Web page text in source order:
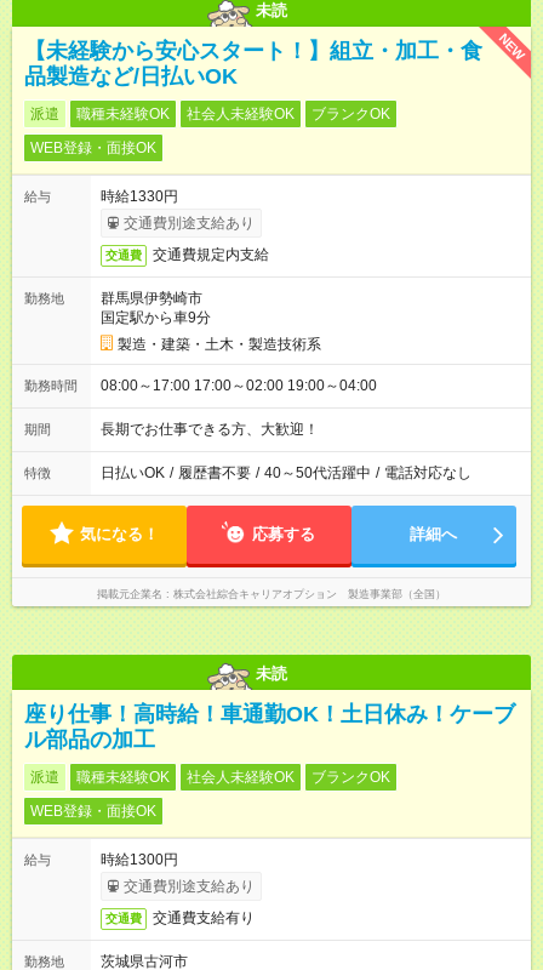
未読
NEW
【未経験から安心スタート！】組立・加工・食
品製造など/日払いOK
派遣 職種未経験OK 社会人未経験OK
ブランクOK
WEB登録・面接OK
給与
時給1330円
交通費別途支給あり
交通費 交通費規定内支給
勤務地
群馬県伊勢崎市
国定駅から車9分
製造・建築・土木・製造技術系
勤務時間 08:00～17:00 17:00～02:00 19:00～04:00
期間 長期でお仕事できる方、大歓迎！
特徴 日払いOK / 履歴書不要 / 40～50代活躍中 / 電話対応なし
気になる！ 応募する 詳細へ
掲載元企業名 株式会社綜合キャリアオプション 製造事業部（全国）
未読
座り仕事！高時給！車通勤OK！土日休み！ケーブ
ル部品の加工
派遣 職種未経験OK 社会人未経験OK
ブランクOK
WEB登録・面接OK
給与
時給1300円
交通費別途支給あり
交通費 交通費支給有り
勤務地 茨城県古河市